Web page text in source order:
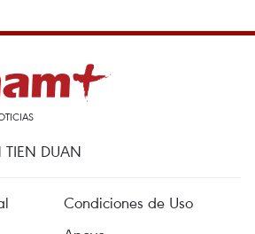
TIEN DUAN
Condiciones de Uso